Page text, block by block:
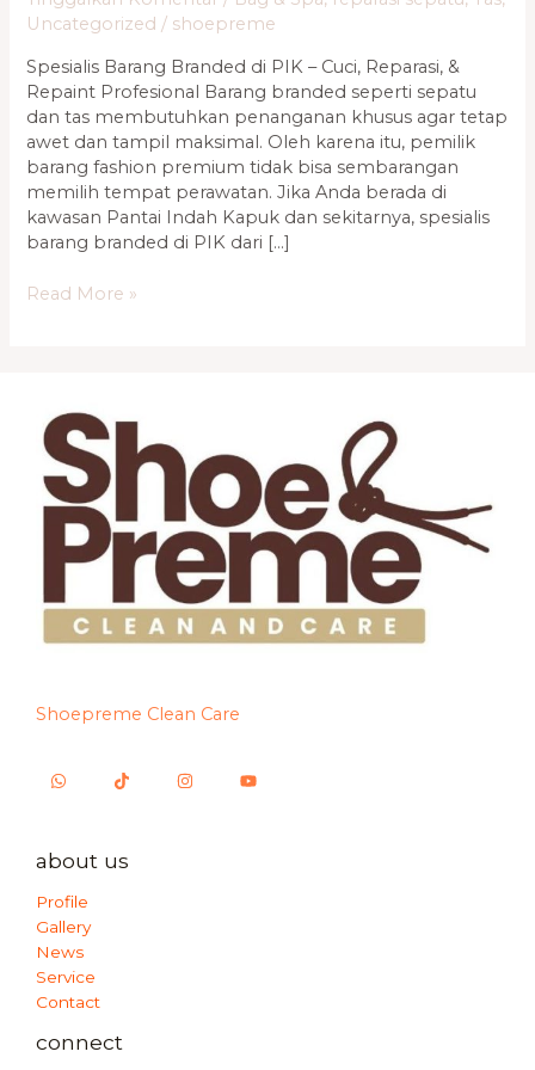
Uncategorized / shoepreme
Spesialis Barang Branded di PIK – Cuci, Reparasi, &
Repaint Profesional Barang branded seperti sepatu
dan tas membutuhkan penanganan khusus agar tetap
awet dan tampil maksimal. Oleh karena itu, pemilik
barang fashion premium tidak bisa sembarangan
memilih tempat perawatan. Jika Anda berada di
kawasan Pantai Indah Kapuk dan sekitarnya, spesialis
barang branded di PIK dari […]
–
Reparasi,
&
Repaint
Read More »
Shoepreme Clean Care
about us
Profile
Gallery
News
Service
Contact
connect